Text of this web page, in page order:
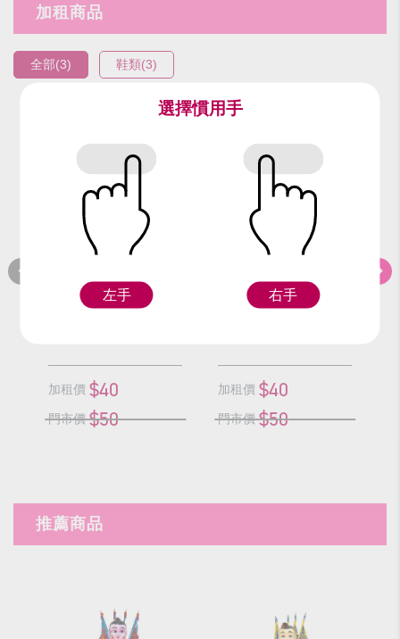
加租商品
全部(3) 鞋類(3)
編號：92817
加租價 $40
門市價 $50
編號：92217
加租價 $40
門市價 $50
推薦商品
選擇慣用手
左手 右手